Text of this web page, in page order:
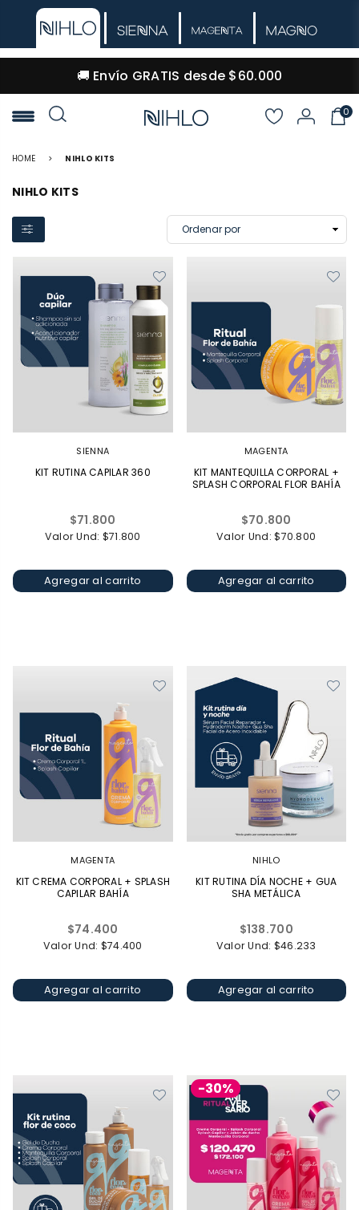
🚚 Envío GRATIS desde $60.000
NIHLO
0
HOME > NIHLO KITS
NIHLO KITS
SIENNA
KIT RUTINA CAPILAR 360
Precio
habitual
$71.800
Valor Und: $71.800
Agregar al carrito
MAGENTA
KIT MANTEQUILLA CORPORAL +
SPLASH CORPORAL FLOR BAHÍA
Precio
habitual
$70.800
Valor Und: $70.800
Agregar al carrito
MAGENTA
KIT CREMA CORPORAL + SPLASH
CAPILAR BAHÍA
Precio
habitual
$74.400
Valor Und: $74.400
Agregar al carrito
NIHLO
KIT RUTINA DÍA NOCHE + GUA
SHA METÁLICA
Precio
habitual
$138.700
Valor Und: $46.233
Agregar al carrito
-30%